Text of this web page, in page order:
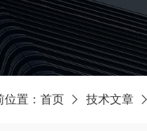
位置： 首页 技术文章